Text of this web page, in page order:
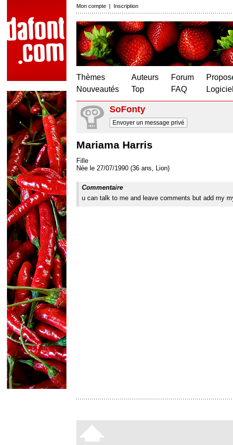
Mon compte | Inscription
Thèmes
Nouveautés
Auteurs
Top
Forum
FAQ
SoFonty
Envoyer un message privé
Mariama Harris
Fille
Née le 27/07/1990 (36 ans, Lion)
Commentaire
u can talk to me and leave comments but add my